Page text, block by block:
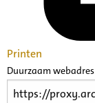
Printen
Duurzaam webadres